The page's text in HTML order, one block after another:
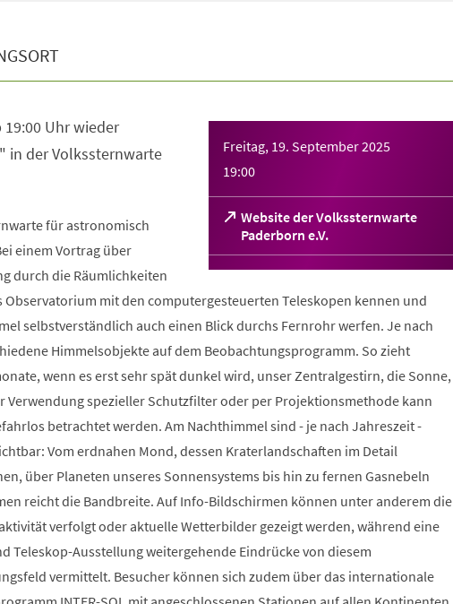
Freitag, 19. September 2025
19:00
Website der Volkssternwarte
Paderborn e.V.
(Öffnet
in
einem
Tab)
19:00 Uhr wieder
in der Volkssternwarte
für astronomisch
einem Vortrag über
durch die Räumlichkeiten
Observatorium mit den computergesteuerten Teleskopen kennen und
selbstverständlich auch einen Blick durchs Fernrohr werfen. Je nach
Himmelsobjekte auf dem Beobachtungsprogramm. So zieht
wenn es erst sehr spät dunkel wird, unser Zentralgestirn, die Sonne,
Verwendung spezieller Schutzfilter oder per Projektionsmethode kann
betrachtet werden. Am Nachthimmel sind - je nach Jahreszeit -
Vom erdnahen Mond, dessen Kraterlandschaften im Detail
über Planeten unseres Sonnensystems bis hin zu fernen Gasnebeln
reicht die Bandbreite. Auf Info-Bildschirmen können unter anderem die
verfolgt oder aktuelle Wetterbilder gezeigt werden, während eine
Teleskop-Ausstellung weitergehende Eindrücke von diesem
vermittelt. Besucher können sich zudem über das internationale